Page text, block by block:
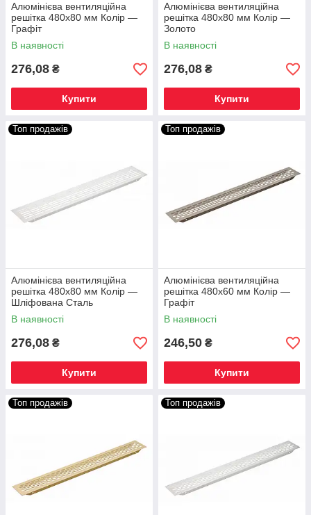
Алюмінієва вентиляційна
решітка 480х80 мм Колір —
Графіт
В наявності
276,08 ₴
Купити
Алюмінієва вентиляційна
решітка 480х80 мм Колір —
Золото
В наявності
276,08 ₴
Купити
Топ продажів
Алюмінієва вентиляційна
решітка 480х80 мм Колір —
Шліфована Сталь
В наявності
276,08 ₴
Купити
Топ продажів
Алюмінієва вентиляційна
решітка 480х60 мм Колір —
Графіт
В наявності
246,50 ₴
Купити
Топ продажів Топ продажів